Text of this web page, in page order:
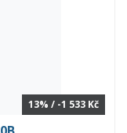
13% / -1 533 Kč